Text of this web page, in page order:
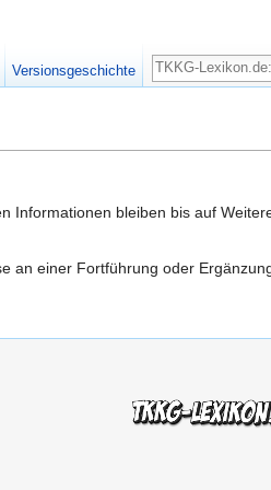
Informationen bleiben bis auf
an einer Fortführung oder
Versionsgeschichte
Suche